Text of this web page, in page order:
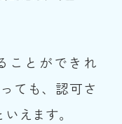
ことができれ
ても、認可さ
えます。